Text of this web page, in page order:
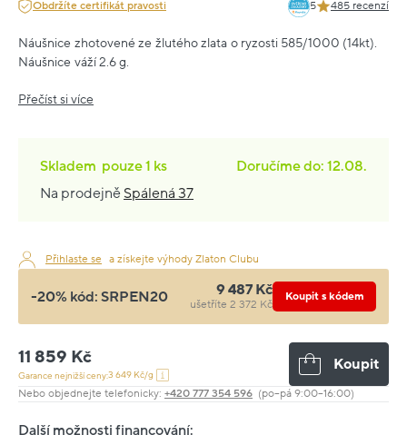
Obdržíte certifikát pravosti 5 485 recenzí
Náušnice zhotovené ze žlutého zlata o ryzosti 585/1000 (14kt).
Náušnice váží 2.6 g.
Přečíst si více
Skladem pouze1 ks
Doručíme do: 12.08.
Na prodejně Spálená 37
Přihlaste se a získejte výhody Zlaton Clubu
-20% kód: SRPEN20 9 487 Kč
ušetříte 2 372 Kč
Koupit s kódem
11 859 Kč
Garance nejnižší ceny:3 649 Kč/g
Koupit
Nebo objednejte telefonicky: +420 777 354 596 (po–pá 9:00–16:00)
Další možnosti financování: